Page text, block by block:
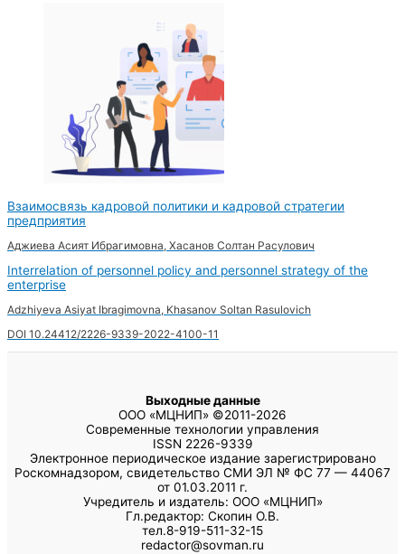
Взаимосвязь кадровой политики и кадровой стратегии
предприятия
Аджиева Асият Ибрагимовна, Хасанов Солтан Расулович
Interrelation of personnel policy and personnel strategy of the
enterprise
Adzhiyeva Asiyat Ibragimovna, Khasanov Soltan Rasulovich
DOI 10.24412/2226-9339-2022-4100-11
Выходные данные
ООО «МЦНИП» ©2011-2026
Современные технологии управления
ISSN 2226-9339
Электронное периодическое издание зарегистрировано
Роскомнадзором, свидетельство СМИ ЭЛ № ФС 77 — 44067
от 01.03.2011 г.
Учредитель и издатель: ООО «МЦНИП»
Гл.редактор: Скопин О.В.
тел.8-919-511-32-15
redactor@sovman.ru